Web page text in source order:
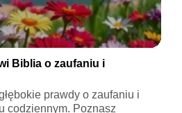
Biblia o zaufaniu i
prawdy o zaufaniu i
codziennym. Poznasz